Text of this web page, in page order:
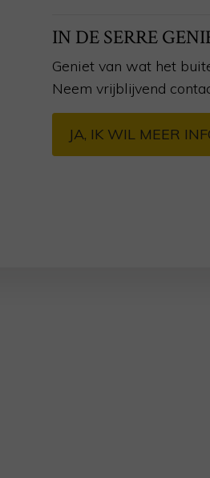
IN DE SERRE
Geniet van wat het
Neem vrijblijvend
JA, IK WIL MEER